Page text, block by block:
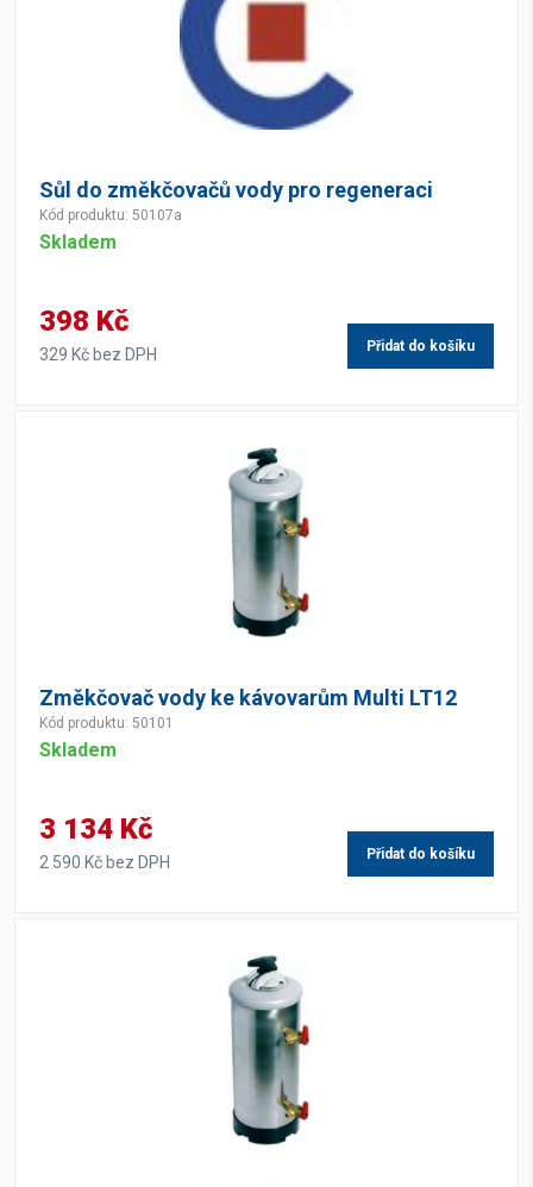
Sůl do změkčovačů vody pro regeneraci
Kód produktu: 50107a
Skladem
398 Kč
329 Kč bez DPH Přidat do košíku
Změkčovač vody ke kávovarům Multi LT12
Kód produktu: 50101
Skladem
3 134 Kč
2 590 Kč bez DPH Přidat do košíku